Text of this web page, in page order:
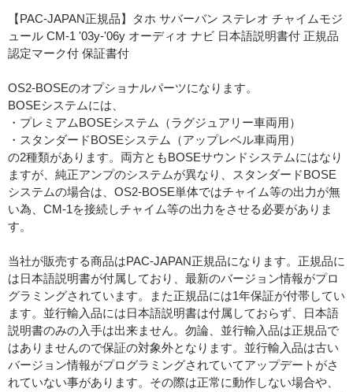
【PAC-JAPAN正規品】タホ サバーバン ステレオ チャイムモジ
ュール CM-1 '03y-'06y オーディオ ナビ 日本語説明書付 正規品
認定マーク付 保証書付
OS2-BOSEのオプショナルパーツになります。
BOSEシステムには、
・プレミアムBOSEシステム（ラグジュアリー車両用）
・スタンダードBOSEシステム（アップレベル車両用）
の2種類があります。両方ともBOSEサウンドシステムにはなり
ますが、純正アンプのシステムが異なり、スタンダードBOSE
システムの場合は、OS2-BOSE単体ではチャイム等の出力が無
い為、CM-1を接続しチャイム等の出力をさせる必要がありま
す。
当社が販売する商品はPAC-JAPAN正規品になります。正規品に
は日本語説明書が付属しており、最新のバージョン情報がプロ
グラミングされています。また正規品には1年保証が付帯してい
ます。並行輸入品には日本語説明書は付属しておらず、日本語
説明書のみの入手は出来ません。勿論、並行輸入品は正規品で
はありませんので保証の対象外となります。並行輸入品は古い
バージョン情報がプログラミングされていてアップデートがさ
れていない事があります。その際は正常に動作しない場合や、